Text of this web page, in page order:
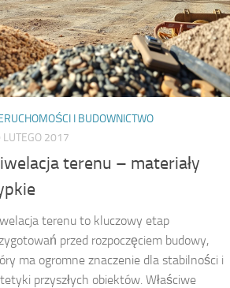
I BUDOWNICTWO
LUTEGO 2017
terenu – materiały
terenu to kluczowy etap
przed rozpoczęciem budowy,
ma ogromne znaczenie dla stabilności i
przyszłych obiektów. Właściwe